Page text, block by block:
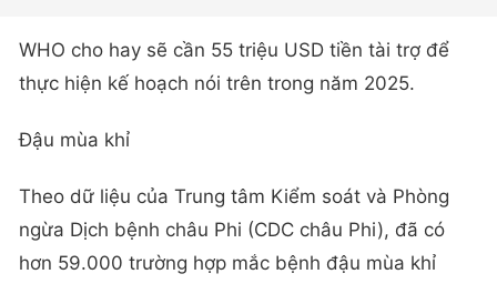
WHO cho hay sẽ cần 55 triệu USD tiền tài trợ để
thực hiện kế hoạch nói trên trong năm 2025.
Đậu mùa khỉ
Theo dữ liệu của Trung tâm Kiểm soát và Phòng
ngừa Dịch bệnh châu Phi (CDC châu Phi), đã có
hơn 59.000 trường hợp mắc bệnh đậu mùa khỉ